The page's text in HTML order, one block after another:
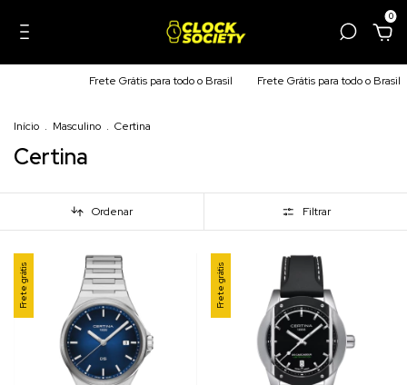
0
Frete Grátis para todo o Brasil Frete Grátis para todo o Brasil
Início . Masculino . Certina
Certina
Ordenar Filtrar
Frete grátis Frete grátis